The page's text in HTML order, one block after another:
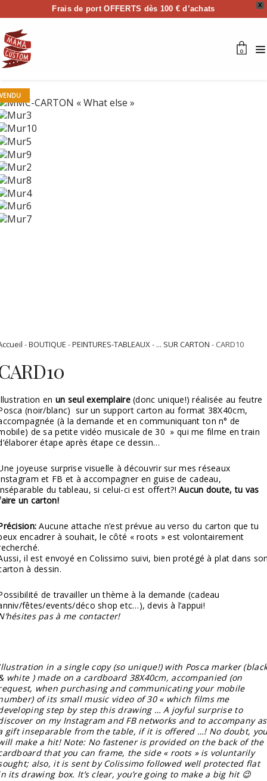
X
Frais de port OFFERTS dès 100 € d’achats
0
VENDU
-BOUTIQUE -PEINTURES-TABLEAUX- ... SUR CARTON - CARD10
en un seul exemplaire(donc unique!) réalisée au feutre
(noir/blanc) sur un support carton au format 38X40cm,
(à la demande et en communiquant ton n° de
de sa petite vidéo musicale de 30 » qui me filme en train
étape après étape ce dessin…
joyeuse surprise visuelle à découvrir sur mes réseaux
et FB et à accompagner en guise de cadeau,
du tableau, si celui-ci est offert?!Aucun doute, tu vas
un carton!
Aucune attache n’est prévue au verso du carton que tu
encadrer à souhait, le côté « roots » est volontairement
il est envoyé en Colissimo suivi, bien protégé à plat dans
à dessin.
de travailler un thème à la demande (cadeau
fêtes/events/déco shop etc…), devis à l’appui!
pas à me contacter!
in a single copy (so unique!) with Posca marker
white ) made on a cardboard 38X40cm, accompanied (on
when purchasing and communicating your mobile
of its small music video of 30 « which films me
step by step this drawing … A joyful surprise to
on my Instagram and FB networks and to accompany as
gift inseparable from the table, if it is offered …! No doubt,
make a hit! Note: No fastener is provided on the back of the
that you can frame, the side « roots » is voluntarily
also, it is sent by Colissimo followed well protected flat
its drawing box. It’s clear, you’re going to make a big hit 😉